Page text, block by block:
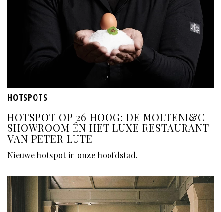
HOTSPOTS
HOTSPOT OP 26 HOOG: DE MOLTENI&C
SHOWROOM ÉN HET LUXE RESTAURANT
VAN PETER LUTE
Nieuwe hotspot in onze hoofdstad.